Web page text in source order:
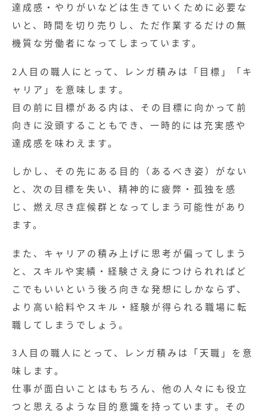
達成感・やりがいなどは生きていくために必要な
いと、時間を切り売りし、ただ作業するだけの無
機質な労働者になってしまっています。
2人目の職人にとって、レンガ積みは「目標」「キ
ャリア」を意味します。
目の前に目標がある内は、その目標に向かって前
向きに没頭することもでき、一時的には充実感や
達成感を味わえます。
しかし、その先にある目的（あるべき姿）がない
と、次の目標を失い、精神的に疲弊・孤独を感
じ、燃え尽き症候群となってしまう可能性があり
ます。
また、キャリアの積み上げに思考が偏ってしまう
と、スキルや実績・経験さえ身につけられればど
こでもいいという後ろ向きな発想にしかならず、
より高い給料やスキル・経験が得られる職場に転
職してしまうでしょう。
3人目の職人にとって、レンガ積みは「天職」を意
味します。
仕事が面白いことはもちろん、他の人々にも役立
つと思えるような目的意識を持っています。その